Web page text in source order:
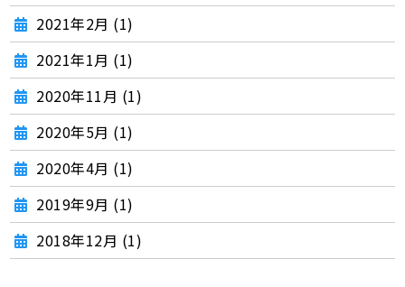
2021年2月 (1)
2021年1月 (1)
2020年11月 (1)
2020年5月 (1)
2020年4月 (1)
2019年9月 (1)
2018年12月 (1)